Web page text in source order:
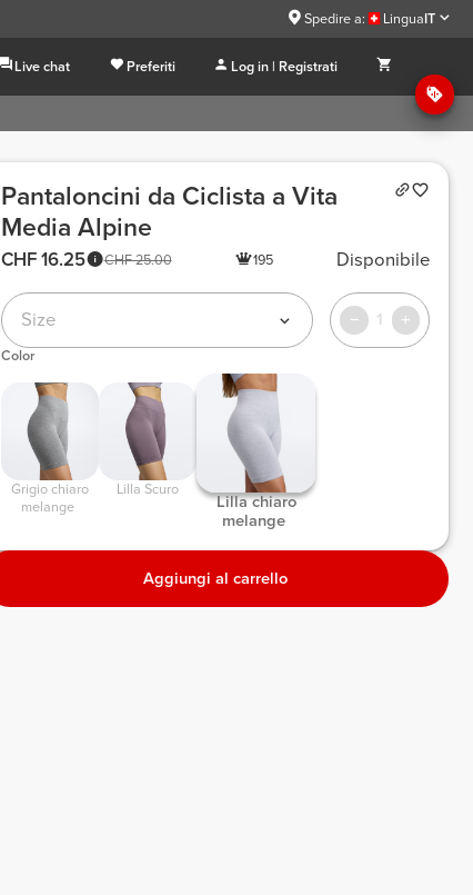
Spedire a: LinguaIT
Live chat Preferiti Log in | Registrati
Pantaloncini da Ciclista a Vita
Media Alpine
CHF 25.00
CHF 16.25 195 Disponibile
Size 1
Color
melange
Lilla Scuro
Lilla chiaro
melange
Aggiungi al carrello